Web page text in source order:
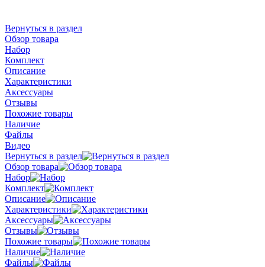
Вернуться в раздел
Обзор товара
Набор
Комплект
Описание
Характеристики
Аксессуары
Отзывы
Похожие товары
Наличие
Файлы
Видео
Вернуться в раздел
Обзор товара
Набор
Комплект
Описание
Характеристики
Аксессуары
Отзывы
Похожие товары
Наличие
Файлы